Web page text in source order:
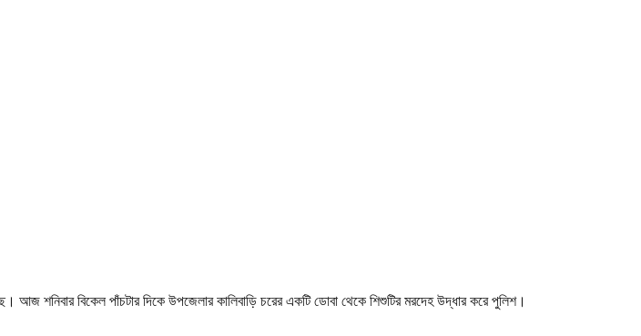
শনিবার বিকেল পাঁচটার দিকে উপজেলার কালিবাড়ি চরের একটি ডোবা থেকে শিশুটির মরদেহ উদ্ধার করে পুলিশ।